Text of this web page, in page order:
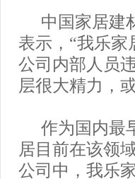
中国家居建
表示，“我乐
公司内部人员
层很大精力，
作为国内最
居目前在该领
公司中，我乐